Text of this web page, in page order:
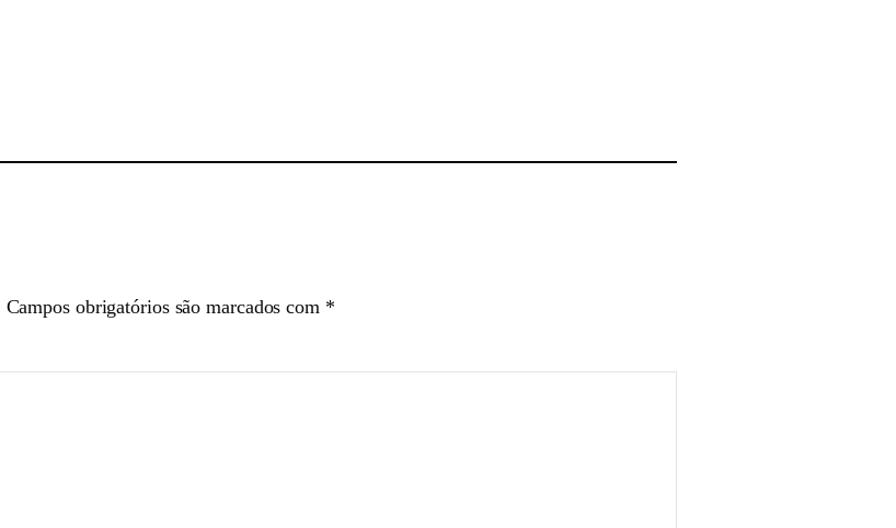
Campos obrigatórios são marcados com *